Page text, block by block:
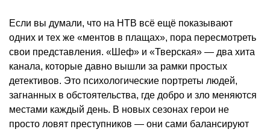
Если вы думали, что на НТВ всё ещё показывают
одних и тех же «ментов в плащах», пора пересмотреть
свои представления. «Шеф» и «Тверская» — два хита
канала, которые давно вышли за рамки простых
детективов. Это психологические портреты людей,
загнанных в обстоятельства, где добро и зло меняются
местами каждый день. В новых сезонах герои не
просто ловят преступников — они сами балансируют